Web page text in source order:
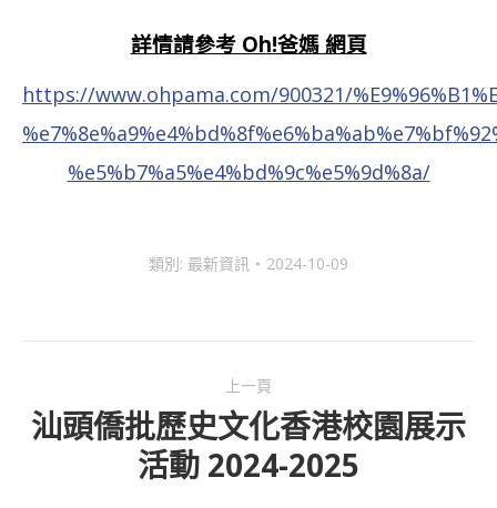
詳情請參考 Oh!爸媽 網頁
https://www.ohpama.com/900321/
%e5%b7%a5%e4%bd%9c%e5%9d%8a/
類別: 最新資訊 2024-10-09
navigation
上一頁
Previous
post:
汕頭僑批歷史文化香港校園展示
活動 2024-2025